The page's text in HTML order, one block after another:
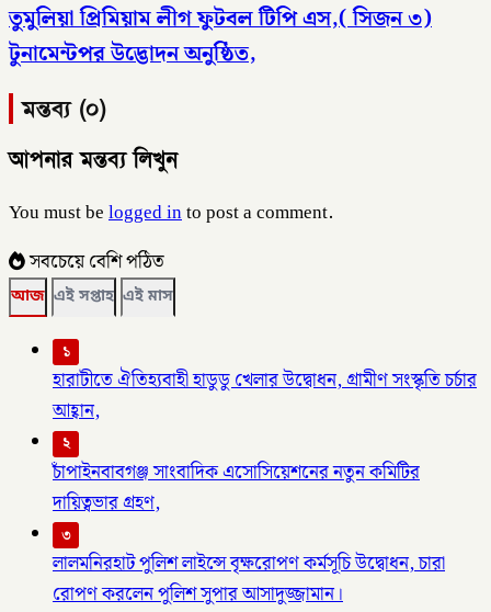
তুমুলিয়া প্রিমিয়াম লীগ ফুটবল টিপি এস,( সিজন ৩)
টুনামেন্টপর উদ্ভোদন অনুষ্ঠিত,
মন্তব্য (০)
আপনার মন্তব্য লিখুন
You must belogged into post a comment.
সবচেয়ে বেশি পঠিত
আজ এই সপ্তাহ এই মাস
১
হারাটীতে ঐতিহ্যবাহী হাডুডু খেলার উদ্বোধন, গ্রামীণ সংস্কৃতি চর্চার
আহ্বান,
২
চাঁপাইনবাবগঞ্জ সাংবাদিক এসোসিয়েশনের নতুন কমিটির
দায়িত্বভার গ্রহণ,
৩
লালমনিরহাট পুলিশ লাইন্সে বৃক্ষরোপণ কর্মসূচি উদ্বোধন, চারা
রোপণ করলেন পুলিশ সুপার আসাদুজ্জামান।